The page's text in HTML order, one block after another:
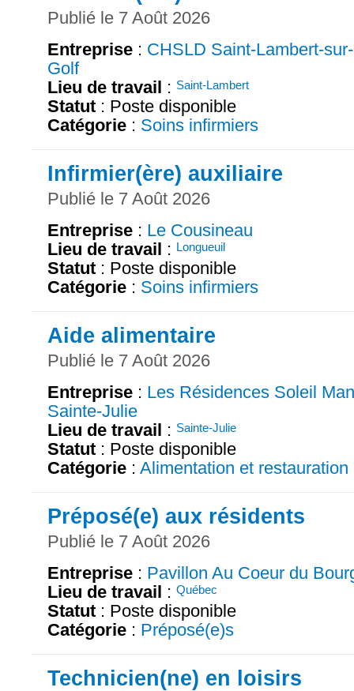
Publié le 7 Août 2026
Entreprise : CHSLD Saint-Lambert-
Golf
Lieu de travail : Saint-Lambert
Statut : Poste disponible
Catégorie : Soins infirmiers
Infirmier(ère) auxiliaire
Publié le 7 Août 2026
Entreprise : Le Cousineau
Lieu de travail : Longueuil
Statut : Poste disponible
Catégorie : Soins infirmiers
Aide alimentaire
Publié le 7 Août 2026
Entreprise : Les Résidences Soleil
Sainte-Julie
Lieu de travail : Sainte-Julie
Statut : Poste disponible
Catégorie : Alimentation et restauration
Préposé(e) aux résidents
Publié le 7 Août 2026
Entreprise : Pavillon Au Coeur du
Lieu de travail : Québec
Statut : Poste disponible
Catégorie : Préposé(e)s
Technicien(ne) en loisirs